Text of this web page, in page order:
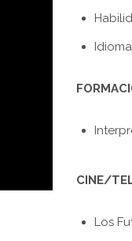
CINE/
Los